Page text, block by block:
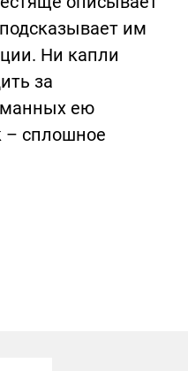
им
Ни капли
за
ею
– сплошное